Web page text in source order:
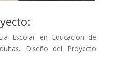
Escolar en Educación de
Diseño del Proyecto